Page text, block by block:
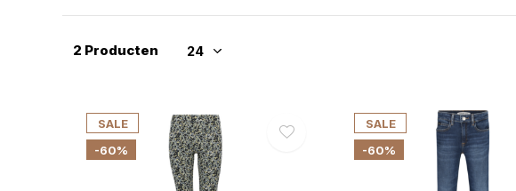
2 Producten
SALE
-60%
SALE
-60%